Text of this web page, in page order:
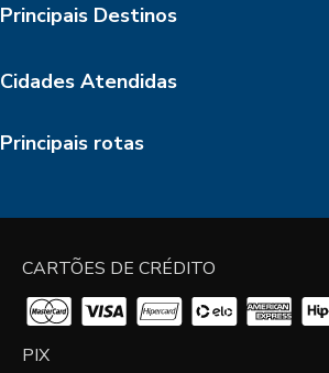
Principais Destinos
Cidades Atendidas
Principais rotas
CARTÕES DE CRÉDITO
PIX